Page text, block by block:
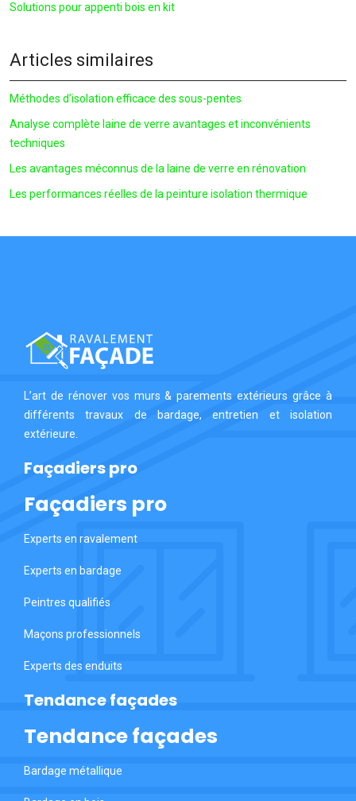
Solutions pour appenti bois en kit
Articles similaires
Méthodes d’isolation efficace des sous-pentes
Analyse complète laine de verre avantages et inconvénients
techniques
Les avantages méconnus de la laine de verre en rénovation
Les performances réelles de la peinture isolation thermique
L’art de rénover vos murs & parements extérieurs grâce à
différents travaux de bardage, entretien et isolation
extérieure.
Façadiers pro
Façadiers pro
Experts en ravalement
Experts en bardage
Peintres qualifiés
Maçons professionnels
Experts des enduits
Tendance façades
Tendance façades
Bardage métallique